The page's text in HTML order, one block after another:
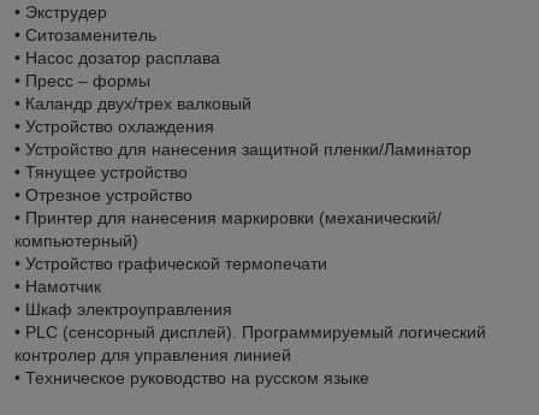
• Экструдер
• Ситозаменитель
• Насос дозатор расплава
• Пресс – формы
• Каландр двух/трех валковый
• Устройство охлаждения
• Устройство для нанесения защитной пленки/Ламинатор
• Тянущее устройство
• Отрезное устройство
• Принтер для нанесения маркировки (механический/
компьютерный)
• Устройство графической термопечати
• Намотчик
• Шкаф электроуправления
• PLC (сенсорный дисплей). Программируемый логический
контролер для управления линией
• Техническое руководство на русском языке